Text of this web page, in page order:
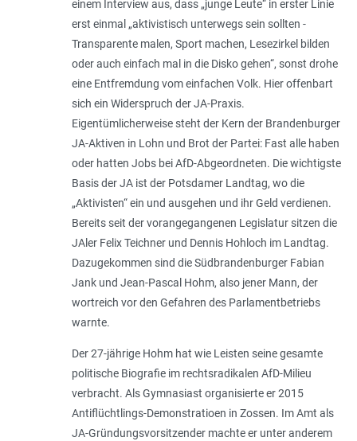
einem Interview aus, dass „junge Leute“ in erster Linie
erst einmal „aktivistisch unterwegs sein sollten -
Transparente malen, Sport machen, Lesezirkel bilden
oder auch einfach mal in die Disko gehen“, sonst drohe
eine Entfremdung vom einfachen Volk. Hier offenbart
sich ein Widerspruch der JA-Praxis.
Eigentümlicherweise steht der Kern der Brandenburger
JA-Aktiven in Lohn und Brot der Partei: Fast alle haben
oder hatten Jobs bei AfD-Abgeordneten. Die wichtigste
Basis der JA ist der Potsdamer Landtag, wo die
„Aktivisten“ ein und ausgehen und ihr Geld verdienen.
Bereits seit der vorangegangenen Legislatur sitzen die
JAler Felix Teichner und Dennis Hohloch im Landtag.
Dazugekommen sind die Südbrandenburger Fabian
Jank und Jean-Pascal Hohm, also jener Mann, der
wortreich vor den Gefahren des Parlamentbetriebs
warnte.
Der 27-jährige Hohm hat wie Leisten seine gesamte
politische Biografie im rechtsradikalen AfD-Milieu
verbracht. Als Gymnasiast organisierte er 2015
Antiflüchtlings-Demonstratioen in Zossen. Im Amt als
JA-Gründungsvorsitzender machte er unter anderem